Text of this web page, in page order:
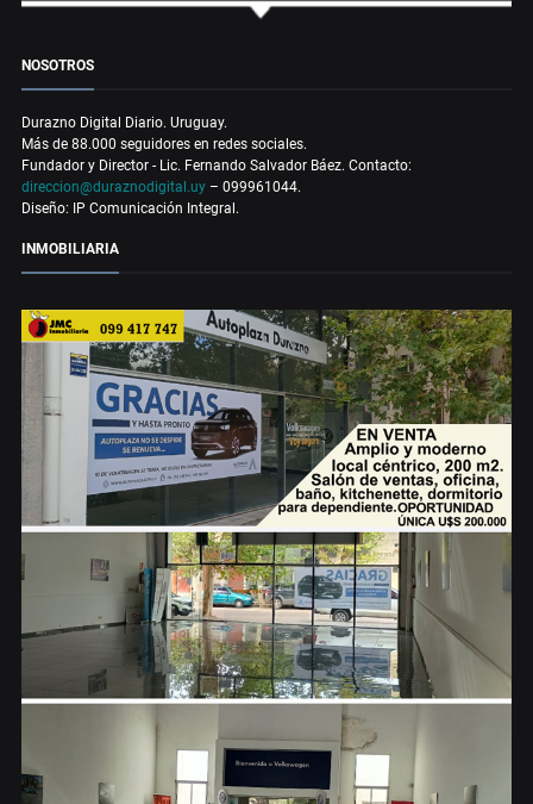
NOSOTROS
Durazno Digital Diario. Uruguay.
Más de 88.000 seguidores en redes sociales.
Fundador y Director - Lic. Fernando Salvador Báez. Contacto:
direccion@duraznodigital.uy – 099961044.
Diseño: IP Comunicación Integral.
INMOBILIARIA